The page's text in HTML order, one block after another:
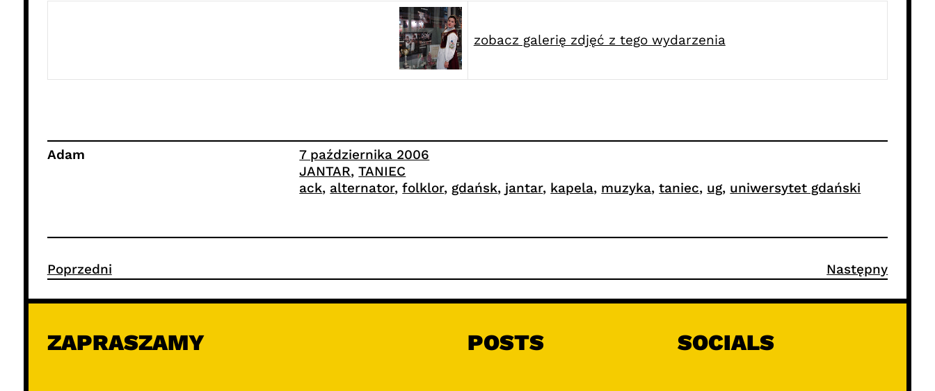
zobacz galerię zdjęć z tego wydarzenia
Adam
7 października 2006
JANTAR, TANIEC
ack, alternator, folklor, gdańsk, jantar, kapela, muzyka, taniec, ug, uniwersytet gdański
Poprzedni Następny
ZAPRASZAMY POSTS SOCIALS